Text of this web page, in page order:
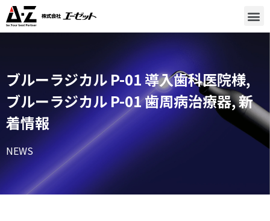
ブルーラジカル P-01 導入歯科医院様,
ブルーラジカル P-01 歯周病治療器,新
着情報
NEWS